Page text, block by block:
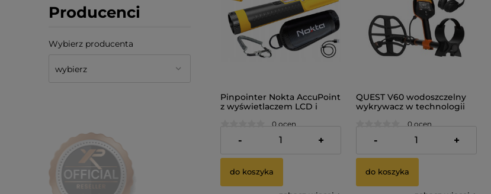
Producenci
Wybierz producenta
Pinpointer Nokta AccuPoint
z wyświetlaczem LCD i
0 ocen
725,00 zł
- +
do koszyka
QUEST V60 wodoszczelny
wykrywacz w technologii
0 ocen
2 599,00 zł
- +
do koszyka